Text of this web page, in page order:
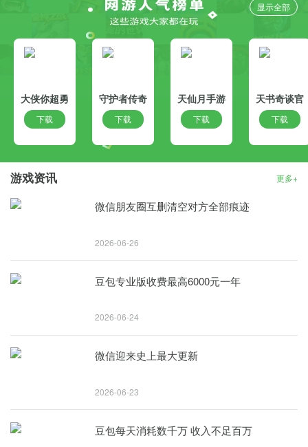
显示全部
大侠你超勇
游戏
下载
守护者传奇
手机版(the
legends
of
下载
天仙月手游
官方版
下载
天书奇谈官
方版
下载
游戏资讯 更多+
微信朋友圈互删清空对方全部痕迹
2026-06-26
豆包专业版收费最高6000元一年
2026-06-24
微信迎来史上最大更新
2026-06-23
豆包每天消耗数千万 收入不足百万